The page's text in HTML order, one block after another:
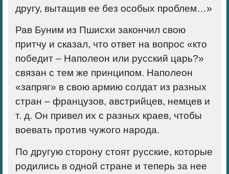
другу, вытащив ее без особых проблем…»
Рав Буним из Пшисхи закончил свою
притчу и сказал, что ответ на вопрос «кто
победит – Наполеон или русский царь?»
связан с тем же принципом. Наполеон
«запряг» в свою армию солдат из разных
стран – французов, австрийцев, немцев и
т. д. Он привел их с разных краев, чтобы
воевать против чужого народа.
По другую сторону стоят русские, которые
родились в одной стране и теперь за нее